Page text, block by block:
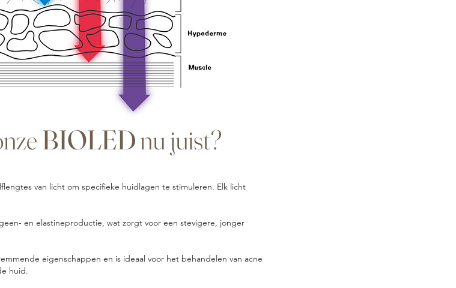
BIOLEDnu juist?
van licht om specifieke huidlagen te stimuleren. Elk licht
en elastineproductie, wat zorgt voor een stevigere, jonger
eigenschappen en is ideaal voor het behandelen van acne
huid.